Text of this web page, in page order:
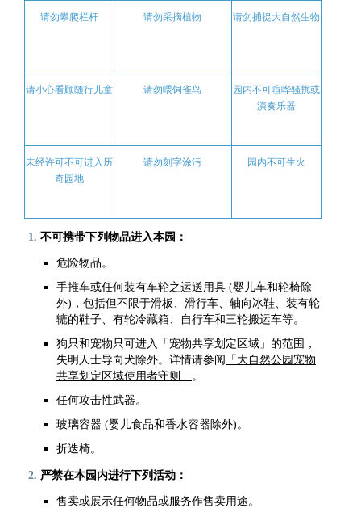
请勿攀爬栏杆 请勿采摘植物 请勿捕捉大自然生物
请小心看顾随行儿童 请勿喂饲雀鸟
园内不可喧哗骚扰或
演奏乐器
未经许可不可进入历
奇园地
请勿刻字涂污 园内不可生火
不可携带下列物品进入本园：
危险物品。
手推车或任何装有车轮之运送用具 (婴儿车和轮椅除
外)，包括但不限于滑板、滑行车、轴向冰鞋、装有轮
辘的鞋子、有轮冷藏箱、自行车和三轮搬运车等。
狗只和宠物只可进入「宠物共享划定区域」的范围，
失明人士导向犬除外。详情请参阅
「大自然公园宠物
共享划定区域使用者守则」 。
任何攻击性武器。
玻璃容器 (婴儿食品和香水容器除外)。
折迭椅。
严禁在本园内进行下列活动：
售卖或展示任何物品或服务作售卖用途。